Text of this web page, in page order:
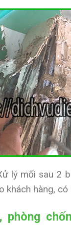
lý mối sau 2
khách hàng,
phòng